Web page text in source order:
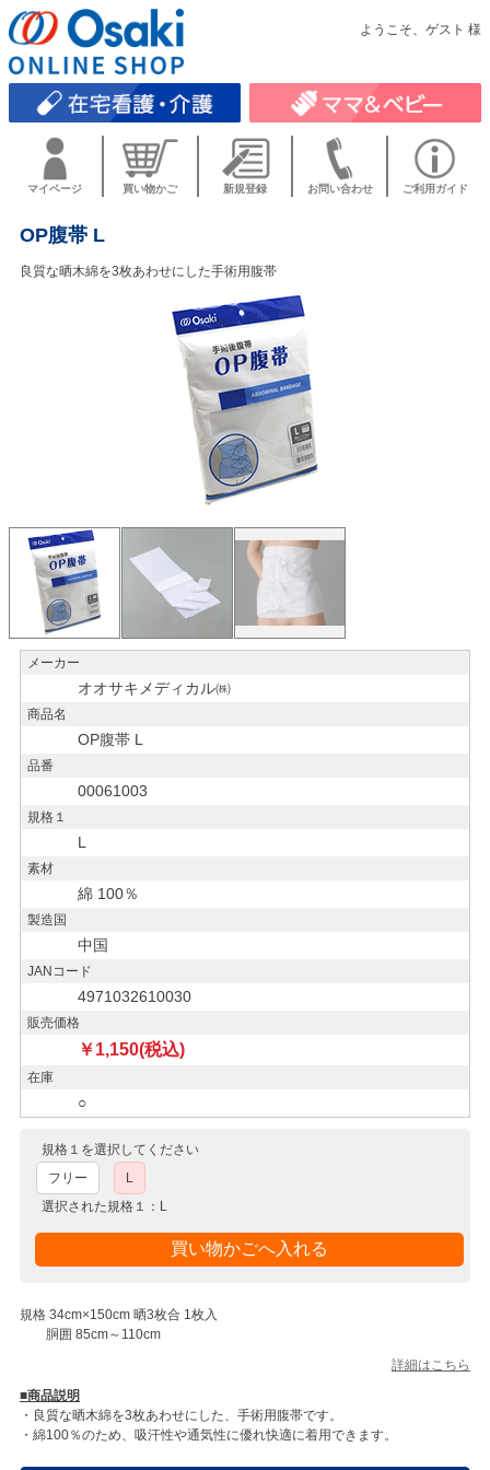
ようこそ、ゲスト 様
マイページ 買い物かご 新規登録 お問い合わせ ご利用ガイド
OP腹帯 L
良質な晒木綿を3枚あわせにした手術用腹帯
メーカー
オオサキメディカル㈱
商品名
OP腹帯 L
品番
00061003
規格１
L
素材
綿 100％
製造国
中国
JANコード
4971032610030
販売価格
￥1,150(税込)
在庫
○
規格１を選択してください
フリー
L
選択された規格１：L
規格 34cm×150cm 晒3枚合 1枚入
胴囲 85cm～110cm
詳細はこちら
■商品説明
・良質な晒木綿を3枚あわせにした、手術用腹帯です。
・綿100％のため、吸汗性や通気性に優れ快適に着用できます。